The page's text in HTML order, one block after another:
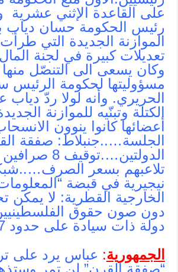
على القاعدة الإثني عشرية
رئيس الحكومة حسان دياب
الموازنة الجديدة التي طرأت
تعديلات كبيرة في لجنة
وكان يسعى الى التنصّل
مسؤوليتها لحكومة الرئيس
الحريري. وأنه لولا ردّ دياب
الكتلة وتبنّيه للموازنة
أعضائها كانوا ينوون
الجلسة…..جنبلاط: صفقة
تلاعبهم بسعر الصرف…..
نيجيرية في قبضة
الخارجية القطرية: لا يمكن
دون صون حقوق
دولة ذات سيادة على حدود 1967
الجمهورية: عباس يرد على
“صفقة القرن” لن تمر